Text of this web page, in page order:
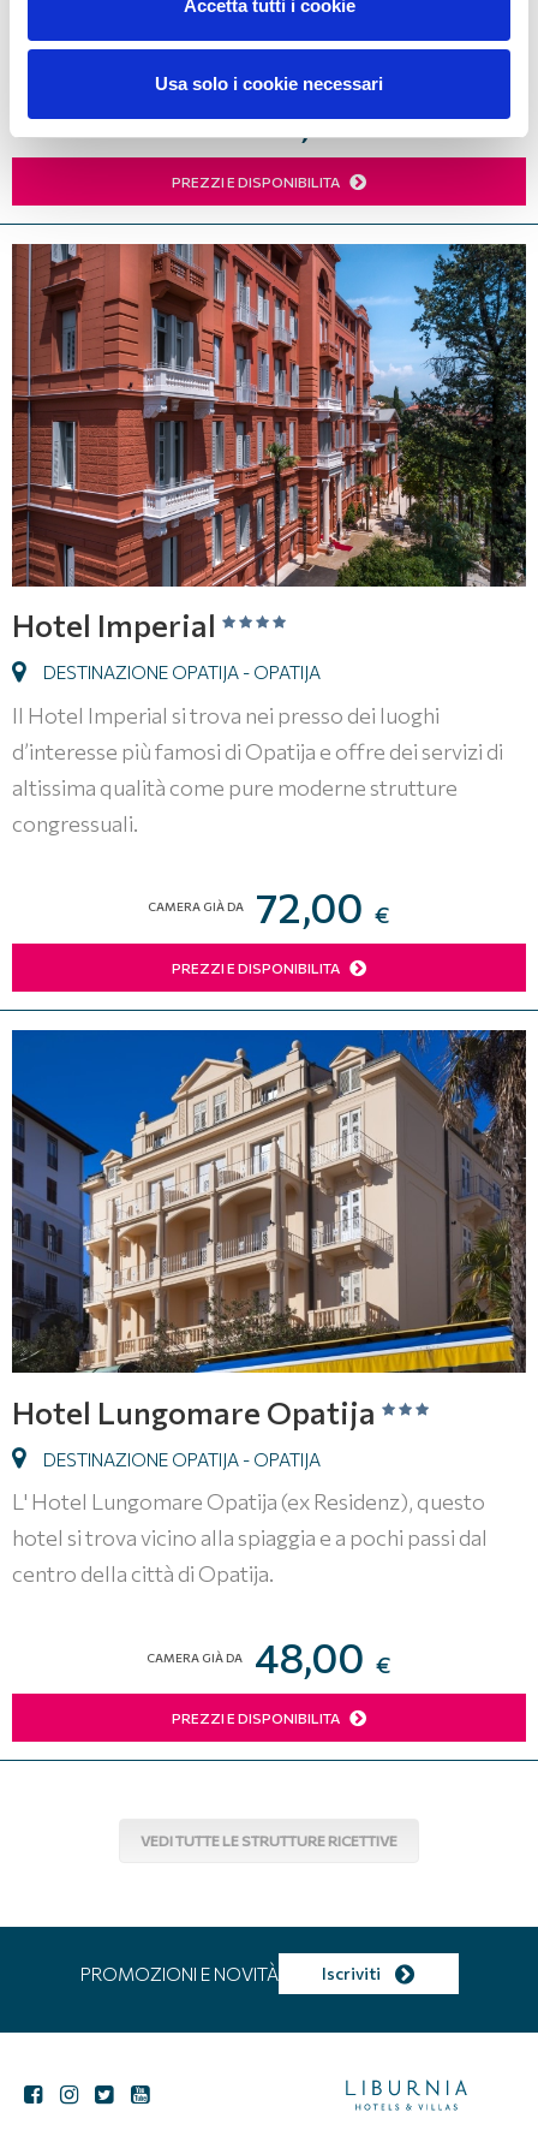
Accetta tutti i cookie
Usa solo i cookie necessari
famiglia, matrimoni o conferenze.
CAMERA GIÀ DA 81,00
PREZZI E DISPONIBILITA
Hotel Imperial
DESTINAZIONE OPATIJA - OPATIJA
Il Hotel Imperial si trova nei presso dei luoghi
d’interesse più famosi di Opatija e offre dei servizi di
altissima qualità come pure moderne strutture
congressuali.
CAMERA GIÀ DA 72,00 €
PREZZI E DISPONIBILITA
Hotel Lungomare Opatija
DESTINAZIONE OPATIJA - OPATIJA
L' Hotel Lungomare Opatija (ex Residenz), questo
hotel si trova vicino alla spiaggia e a pochi passi dal
centro della città di Opatija.
CAMERA GIÀ DA 48,00 €
PREZZI E DISPONIBILITA
VEDI TUTTE LE STRUTTURE RICETTIVE
PROMOZIONI E NOVITÀ Iscriviti